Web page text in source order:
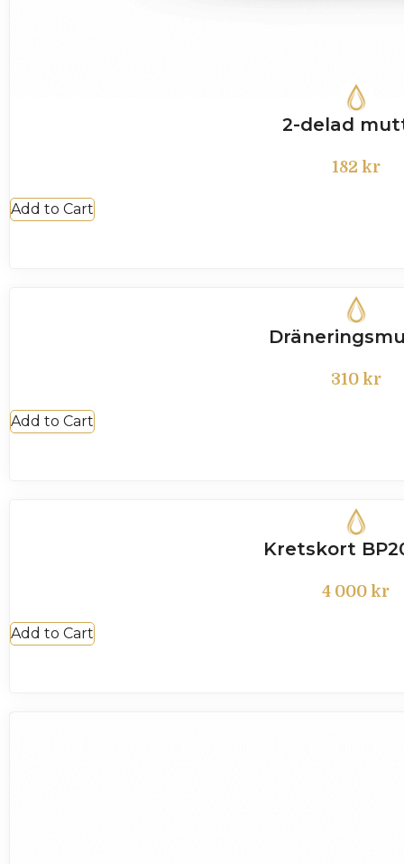
2-delad
182 kr
Add to Cart
310 kr
Add to Cart
Kretskort
4 000 kr
Add to Cart